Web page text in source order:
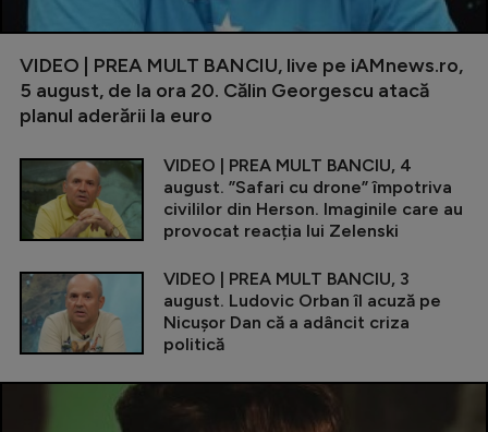
VIDEO | PREA MULT BANCIU, live pe iAMnews.ro,
5 august, de la ora 20. Călin Georgescu atacă
planul aderării la euro
VIDEO | PREA MULT BANCIU, 4
august. ”Safari cu drone” împotriva
civililor din Herson. Imaginile care au
provocat reacția lui Zelenski
VIDEO | PREA MULT BANCIU, 3
august. Ludovic Orban îl acuză pe
Nicușor Dan că a adâncit criza
politică